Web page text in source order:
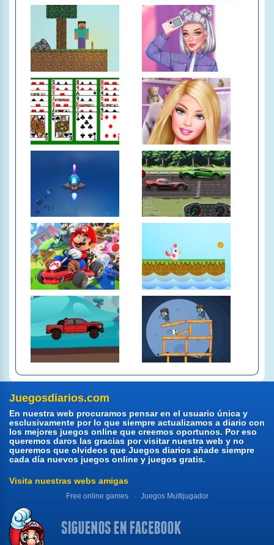
Juegosdiarios.com
En nuestra web procuramos pensar en el usuario única y
esclusivamente por lo que siempre actualizamos a diario con
los mejores juegos online que creemos oportunos. Por eso
queremos daros las gracias por visitar nuestra web y no
queremos que olvideos que Juegos diarios añade siempre
cada día nuevos juegos online y juegos gratis.
Visita nuestras webs amigas
Free online games Juegos Multijugador